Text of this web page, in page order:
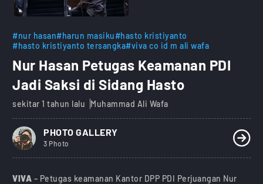
#nur hasan#harun masiku#hasto kristiyanto
#hasto kristiyanto tersangka#viva co id m ali wafa
Nur Hasan Petugas Keamanan PDI
Jadi Saksi di Sidang Hasto
sekitar 1 tahun lalu Muhammad Ali Wafa
PHOTO GALLERY
3 Photo
VIVA – Petugas keamanan Kantor DPP PDI Perjuangan Nur